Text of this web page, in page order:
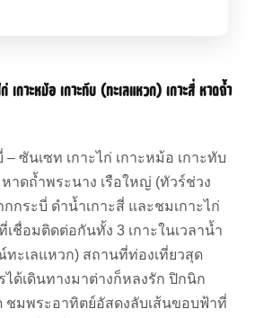
เกาะหม้อ เกาะทับ (ทะเลแหวก) เกาะสี่ หาดถ้ำ
ซันเซท เกาะไก่ เกาะหม้อ เกาะทับ
หาดถ้ำพระนาง เรือใหญ่ (ทัวร์ช่วง
กระบี่ ดำน้ำเกาะสี่ และชมเกาะไก่
เชื่อมติดต่อกันทั้ง 3 เกาะในเวลาน้ำ
ะเลแหวก) สถานที่ท่องเที่ยวสุด
ได้เดินทางมาต่างก็หลงรัก ปิกนิก
ชมพระอาทิตย์อัสดงลับเส้นขอบฟ้าที่